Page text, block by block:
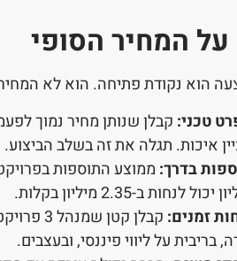
המחיר הסופי
הוא נקודת פתיחה. הוא לא
טכני: קבלן שנותן מחיר נמוך
איכות. תגלה את זה בשלב הביצוע.
בדרך:
יכול לנחות ב-2.35 מיליון בקלות.
זמנים:
קבלן
בריבית על ליווי פיננסי, ובעצבים.